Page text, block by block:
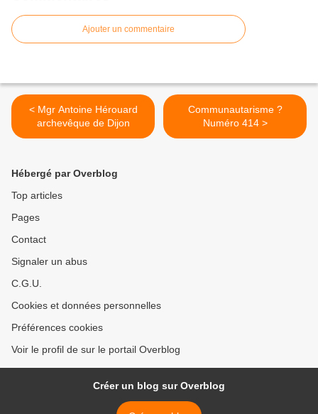
Ajouter un commentaire
< Mgr Antoine Hérouard
archevêque de Dijon
Communautarisme ?
Numéro 414 >
Hébergé par Overblog
Top articles
Pages
Contact
Signaler un abus
C.G.U.
Cookies et données personnelles
Préférences cookies
Voir le profil de sur le portail Overblog
Créer un blog sur Overblog